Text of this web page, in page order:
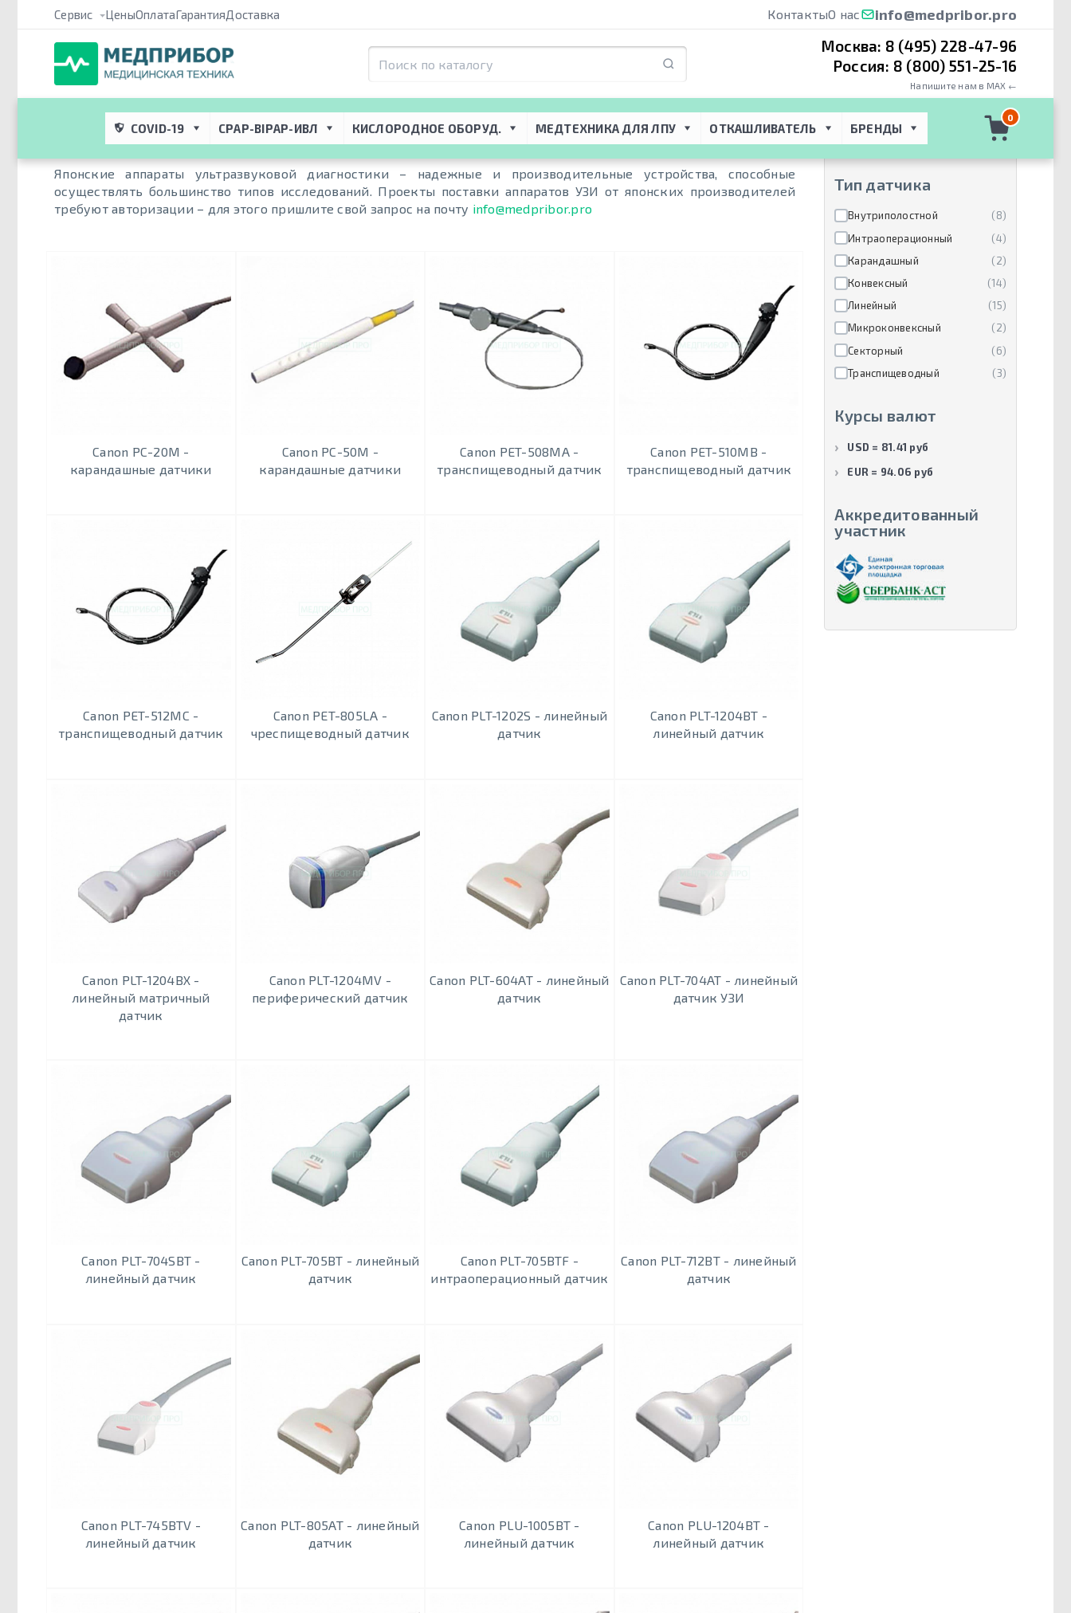
Сервис ЦеныОплатаГарантияДоставка КонтактыО нас info@medpribor.pro
Москва: 8 (495) 228-47-96
Россия: 8 (800) 551-25-16
Напишите нам в MAX ←
COVID-19 CPAP-BIPAP-ИВЛ КИСЛОРОДНОЕ ОБОРУД. МЕДТЕХНИКА ДЛЯ ЛПУ ОТКАШЛИВАТЕЛЬ БРЕНДЫ
0
Медприбор ПРО → Подборки → Японский аппарат УЗИ
Японский аппарат УЗИ
Японские аппараты ультразвуковой диагностики – надежные и производительные устройства, способные
осуществлять большинство типов исследований. Проекты поставки аппаратов УЗИ от японских производителей
требуют авторизации – для этого пришлите свой запрос на почту info@medpribor.pro
Canon PC-20M -
карандашныe датчики
Canon PC-50M -
карандашныe датчики
Canon PET-508MA -
транспищеводный датчик
Canon PET-510MB -
транспищеводный датчик
Canon PET-512МС -
транспищеводный датчик
Canon PET-805LA -
чреспищеводный датчик
Canon PLT-1202S - линейный
датчик
Canon PLT-1204BT -
линейный датчик
Canon PLT-1204BX -
линейный матричный
датчик
Canon PLT-1204MV -
периферический датчик
Canon PLT-604АТ - линейный
датчик
Canon PLT-704AT - линейный
датчик УЗИ
Canon PLT-704SBT -
линейный датчик
Canon PLT-705BТ - линейный
датчик
Canon PLT-705BТF -
интраоперационный датчик
Canon PLT-712BT - линейный
датчик
Canon PLT-745BTV -
линейный датчик
Canon PLT-805AT - линейный
датчик
Canon PLU-1005BT -
линейный датчик
Canon PLU-1204BT -
линейный датчик
Производители
Canon Medical Systems (54)
Тип датчика
Внутриполостной
(8)
Интраоперационный
(4)
Карандашный
(2)
Конвексный
(14)
Линейный
(15)
Микроконвексный
(2)
Секторный
(6)
Транспищеводный
(3)
Курсы валют
USD = 81.41 руб
EUR = 94.06 руб
Аккредитованный
участник